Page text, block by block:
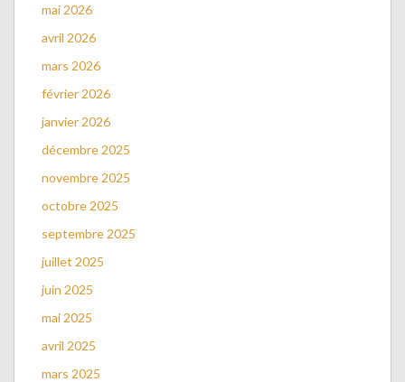
mai 2026
avril 2026
mars 2026
février 2026
janvier 2026
décembre 2025
novembre 2025
octobre 2025
septembre 2025
juillet 2025
juin 2025
mai 2025
avril 2025
mars 2025